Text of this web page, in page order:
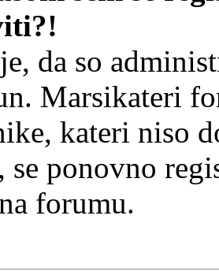
da so
Marsikateri
kateri niso
se ponovno
forumu.